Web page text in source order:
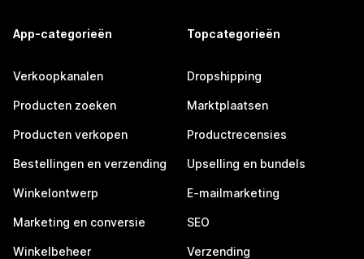
App-categorieën
Verkoopkanalen
Producten zoeken
Producten verkopen
Bestellingen en verzending
Winkelontwerp
Marketing en conversie
Winkelbeheer
Topcategorieën
Dropshipping
Marktplaatsen
Productrecensies
Upselling en bundels
E-mailmarketing
SEO
Verzending